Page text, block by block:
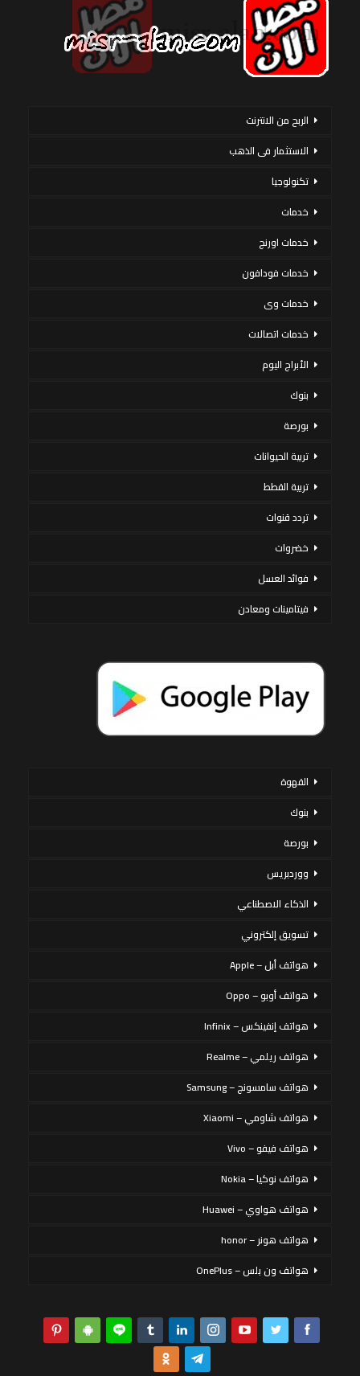
الربح من الانترنت
الاستثمار فى الذهب
تكنولوجيا
خدمات
خدمات اورنج
خدمات فودافون
خدمات وى
خدمات اتصالات
الأبراج اليوم
بنوك
بورصة
تربية الحيوانات
تربية القطط
تردد قنوات
خضروات
فوائد العسل
فيتامينات ومعادن
القهوة
بنوك
بورصة
ووردبريس
الذكاء الاصطناعي
تسويق إلكتروني
هواتف أبل – Apple
هواتف أوبو – Oppo
هواتف إنفينكس – Infinix
هواتف ريلمي – Realme
هواتف سامسونج – Samsung
هواتف شاومي – Xiaomi
هواتف فيفو – Vivo
هواتف نوكيا – Nokia
هواتف هواوي – Huawei
هواتف هونر – honor
هواتف ون بلس – OnePlus